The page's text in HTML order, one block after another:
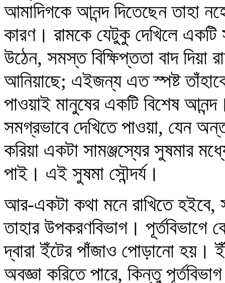
আমাদিগকে আনন্দ দিতেছেন তাহা
কারণ। রামকে যেটুকু দেখিলে একটি
উঠেন, সমস্ত বিক্ষিপ্ততা বাদ
আনিয়াছে; এইজন্য এত স্পষ্ট
পাওয়াই মানুষের একটি বিশেষ
সমগ্রভাবে দেখিতে পাওয়া, যেন
করিয়া একটা সামঞ্জস্যের সুষমার
পাই। এই সুষমা সৌন্দর্য।
আর-একটা কথা মনে রাখিতে হইবে,
তাহার উপকরণবিভাগ। পূর্তবিভাগে
দ্বারা ইঁটের পাঁজাও পোড়ানো হয়।
অবজ্ঞা করিতে পারে, কিন্তু